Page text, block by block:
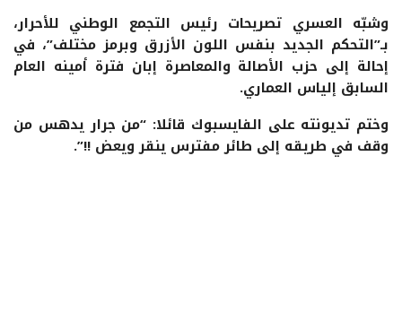
وشبّه العسري تصريحات رئيس التجمع الوطني للأحرار،
بـ”التحكم الجديد بنفس اللون الأزرق وبرمز مختلف”، في
إحالة إلى حزب الأصالة والمعاصرة إبان فترة أمينه العام
السابق إلياس العماري.
وختم تديونته على الفايسبوك قائلا: “من جرار يدهس من
وقف في طريقه إلى طائر مفترس ينقر ويعض !!”.